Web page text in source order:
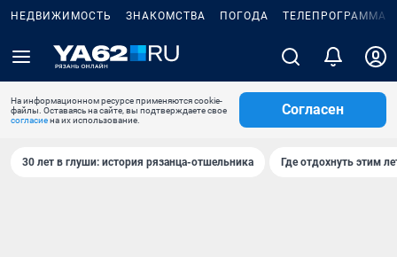
НЕДВИЖИМОСТЬ ЗНАКОМСТВА ПОГОДА ТЕЛЕПРОГРАММА
На информационном ресурсе применяются cookie-
файлы. Оставаясь на сайте, вы подтверждаете свое
согласиена их использование.
Согласен
30 лет в глуши: история рязанца-отшельника Где отдохнуть этим